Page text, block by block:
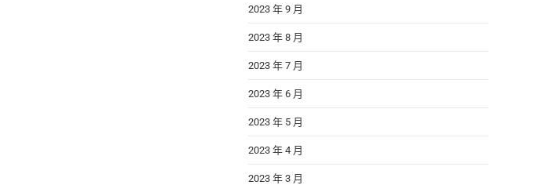
2023 年 9 月
2023 年 8 月
2023 年 7 月
2023 年 6 月
2023 年 5 月
2023 年 4 月
2023 年 3 月